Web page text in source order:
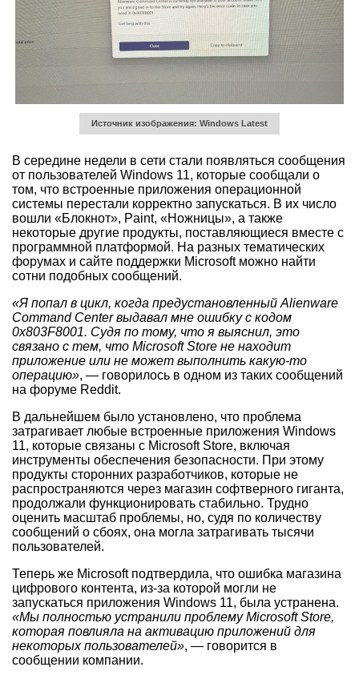
Источник изображения: Windows Latest
В середине недели в сети стали появляться сообщения
от пользователей Windows 11, которые сообщали о
том, что встроенные приложения операционной
системы перестали корректно запускаться. В их число
вошли «Блокнот», Paint, «Ножницы», а также
некоторые другие продукты, поставляющиеся вместе с
программной платформой. На разных тематических
форумах и сайте поддержки Microsoft можно найти
сотни подобных сообщений.
«Я попал в цикл, когда предустановленный Alienware
Command Center выдавал мне ошибку с кодом
0x803F8001. Судя по тому, что я выяснил, это
связано с тем, что Microsoft Store не находит
приложение или не может выполнить какую-то
операцию», — говорилось в одном из таких сообщений
на форуме Reddit.
В дальнейшем было установлено, что проблема
затрагивает любые встроенные приложения Windows
11, которые связаны с Microsoft Store, включая
инструменты обеспечения безопасности. При этому
продукты сторонних разработчиков, которые не
распространяются через магазин софтверного гиганта,
продолжали функционировать стабильно. Трудно
оценить масштаб проблемы, но, судя по количеству
сообщений о сбоях, она могла затрагивать тысячи
пользователей.
Теперь же Microsoft подтвердила, что ошибка магазина
цифрового контента, из-за которой могли не
запускаться приложения Windows 11, была устранена.
«Мы полностью устранили проблему Microsoft Store,
которая повлияла на активацию приложений для
некоторых пользователей», — говорится в
сообщении компании.